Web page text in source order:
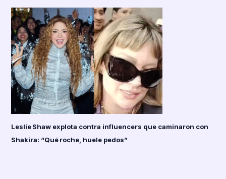
Leslie Shaw explota contra influencers que caminaron con
Shakira: “Qué roche, huele pedos”